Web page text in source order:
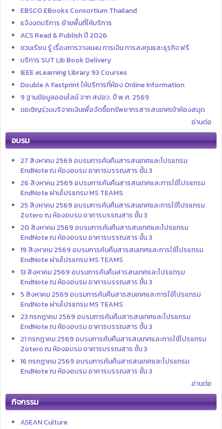
EBSCO EBooks Consortium Thailand
แจ้งงดบริการ ย้ายพื้นที่ให้บริการ
ACS Read & Publish ปี 2026
ชวนเรียน รู้ เรื่องการวางแผน การเงิน การลงทุนและธุรกิจ ฟรี
บริการ SUT Lib Book Delivery
IEEE eLearning Library 93 Courses
Double A Fastprint ให้บริการที่ห้อง Online Information
9 ฐานข้อมูลออนไลน์ จาก สปอว. ปี พ.ศ. 2569
ขอเชิญร่วมบริจาคเงินเพื่อจัดซื้อทรัพยากรสารสนเทศเข้าห้องสมุด
อ่านต่อ
อบรม
27 สิงหาคม 2569 อบรมการค้นคืนสารสนเทศและโปรแกรม
EndNote ณ ห้องอบรม อาคารบรรณสาร ชั้น 3
26 สิงหาคม 2569 อบรมการค้นคืนสารสนเทศและการใช้โปรแกรม
EndNote ผ่านโปรแกรม MS TEAMS
25 สิงหาคม 2569 อบรมการค้นคืนสารสนเทศและการใช้โปรแกรม
Zotero ณ ห้องอบรม อาคารบรรณสาร ชั้น 3
20 สิงหาคม 2569 อบรมการค้นคืนสารสนเทศและโปรแกรม
EndNote ณ ห้องอบรม อาคารบรรณสาร ชั้น 3
19 สิงหาคม 2569 อบรมการค้นคืนสารสนเทศและการใช้โปรแกรม
EndNote ผ่านโปรแกรม MS TEAMS
13 สิงหาคม 2569 อบรมการค้นคืนสารสนเทศและโปรแกรม
EndNote ณ ห้องอบรม อาคารบรรณสาร ชั้น 3
5 สิงหาคม 2569 อบรมการค้นคืนสารสนเทศและการใช้โปรแกรม
EndNote ผ่านโปรแกรม MS TEAMS
23 กรกฎาคม 2569 อบรมการค้นคืนสารสนเทศและโปรแกรม
EndNote ณ ห้องอบรม อาคารบรรณสาร ชั้น 3
21 กรกฎาคม 2569 อบรมการค้นคืนสารสนเทศและการใช้โปรแกรม
Zotero ณ ห้องอบรม อาคารบรรณสาร ชั้น 3
16 กรกฎาคม 2569 อบรมการค้นคืนสารสนเทศและโปรแกรม
EndNote ณ ห้องอบรม อาคารบรรณสาร ชั้น 3
อ่านต่อ
กิจกรรม
ASEAN Culture